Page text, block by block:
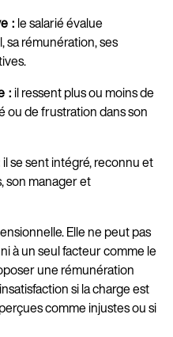
: le salarié évalue
sa rémunération, ses
: il ressent plus ou moins de
ou de frustration dans son
il se sent intégré, reconnu et
son manager et
Elle ne peut pas
à un seul facteur comme le
une rémunération
si la charge est
comme injustes ou si